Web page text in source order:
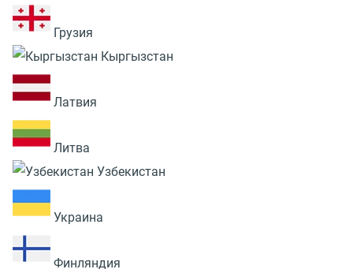
Грузия
Кыргызстан
Латвия
Литва
Узбекистан
Украина
Финляндия